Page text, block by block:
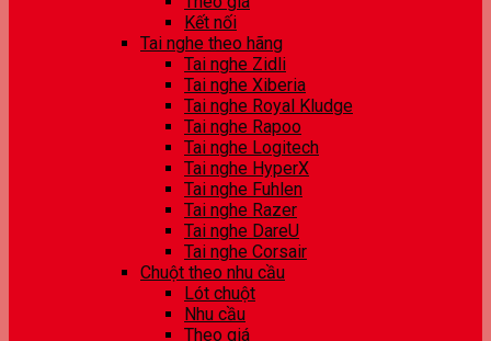
Kết nối
Tai nghe theo hãng
Tai nghe Zidli
Tai nghe Xiberia
Tai nghe Royal Kludge
Tai nghe Rapoo
Tai nghe Logitech
Tai nghe HyperX
Tai nghe Fuhlen
Tai nghe Razer
Tai nghe DareU
Tai nghe Corsair
Chuột theo nhu cầu
Lót chuột
Nhu cầu
Theo giá